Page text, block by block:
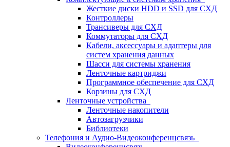
Жесткие диски HDD и SSD для СХД
Контроллеры
Трансиверы для СХД
Коммутаторы для СХД
Кабели, аксессуары и адаптеры для
систем хранения данных
Шасси для системы хранения
Ленточные картриджи
Программное обеспечение для СХД
Корзины для СХД
Ленточные устройства
Ленточные накопители
Автозагрузчики
Библиотеки
Телефония и Аудио-Видеоконференцсвязь